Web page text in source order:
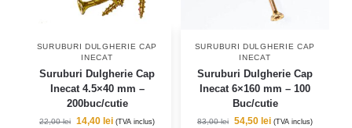
SURUBURI DULGHERIE CAP
INECAT
Suruburi Dulgherie Cap
Inecat 4.5×40 mm –
200buc/cutie
22,00lei 14,40 lei (TVA inclus)
SURUBURI DULGHERIE CAP
INECAT
Suruburi Dulgherie Cap
Inecat 6×160 mm – 100
Buc/cutie
83,00lei 54,50 lei (TVA inclus)